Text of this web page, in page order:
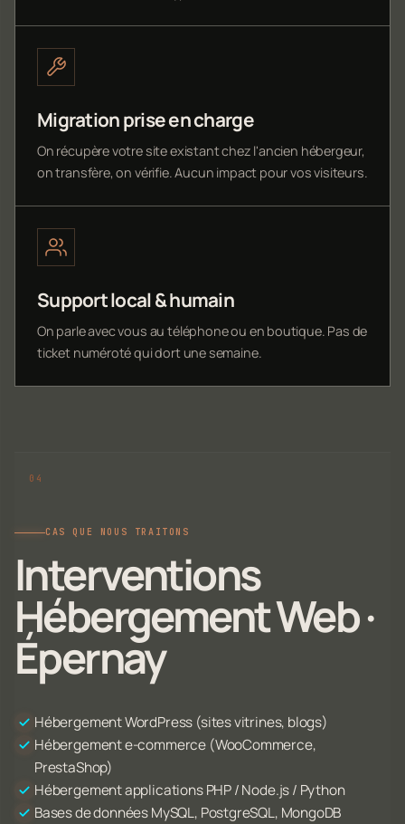
Migration prise en charge
On récupère votre site existant chez l'ancien hébergeur,
on transfère, on vérifie. Aucun impact pour vos visiteurs.
Support local & humain
On parle avec vous au téléphone ou en boutique. Pas de
ticket numéroté qui dort une semaine.
CAS QUE NOUS TRAITONS
Interventions
Hébergement Web ·
Épernay
Hébergement WordPress (sites vitrines, blogs)
Hébergement e-commerce (WooCommerce,
PrestaShop)
Hébergement applications PHP / Node.js / Python
Bases de données MySQL, PostgreSQL, MongoDB